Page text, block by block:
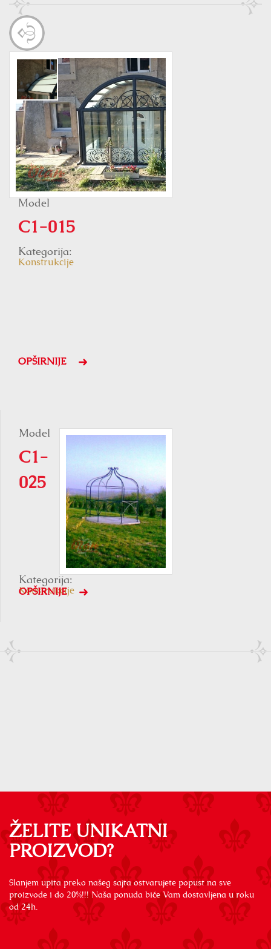
Model
C1-015
Kategorija:
Konstrukcije
OPŠIRNIJE
Model
C1-
025
Kategorija:
Konstrukcije
OPŠIRNIJE
ŽELITE UNIKATNI
PROIZVOD?
Slanjem upita preko našeg sajta ostvarujete popust na sve
proizvode i do 20%!!! Naša ponuda biće Vam dostavljena u roku
od 24h.